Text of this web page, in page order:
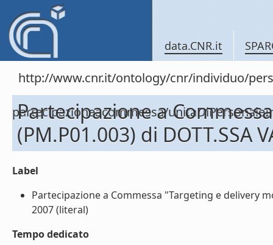
data.CNR.it
http://www.cnr.it/ontology/cnr/individuo/
partecipazioneacommessa/
Partecipazione a
(PM.P01.003) di DOTT.SSA
Label
Partecipazione a Commessa "Targeting e delivery
2007 (literal)
Tempo dedicato